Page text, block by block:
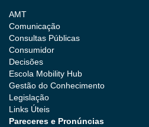
AMT
Comunicação
Consultas Públicas
Consumidor
Decisões
Escola Mobility Hub
Gestão do Conhecimento
Legislação
Links Úteis
Pareceres e Pronúncias